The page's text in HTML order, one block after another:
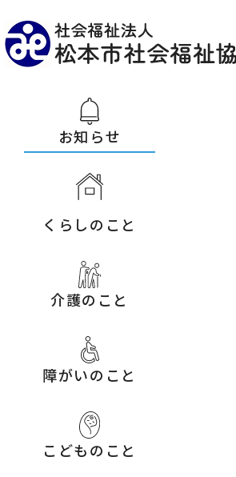
お知らせ
くらしのこと
介護のこと
障がいのこと
こどものこと